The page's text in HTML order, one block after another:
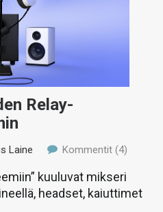
Relay-
Laine Kommentit (4)
kuuluvat mikseri
headset, kaiuttimet